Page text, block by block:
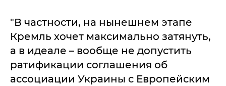
"В частности, на нынешнем этапе
Кремль хочет максимально затянуть,
а в идеале – вообще не допустить
ратификации соглашения об
ассоциации Украины с Европейским